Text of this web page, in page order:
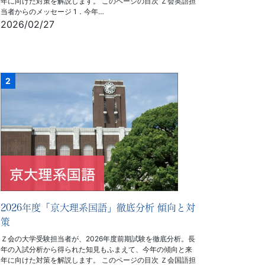
当者からのメッセージ 1．今年…
2026/02/27
2026年度「京大理系国語」徹底分析 傾向と対
策
Ｚ会の大学受験担当者が、2026年度前期試験を徹底分析。長
年の入試分析から得られた知見もふまえて、今年の傾向と来
年に向けた対策を解説します。 このページの目次 Ｚ会国語担